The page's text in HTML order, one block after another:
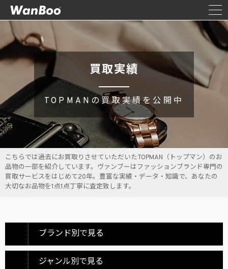
買取実績
TOPMANの買取実績を公開中
こちらでは過去にお買取りさせていただいたTOPMAN（トップマン）のお
品物の一部を紹介しています。ヴァンブーはファッションブランド専門の
買取サービスをはじめて20年。豊富な実績・データ・知識で、あなたの
大切なお品物を1点1点丁寧に査定致します。
ブランド別で見る
ジャンル別で見る